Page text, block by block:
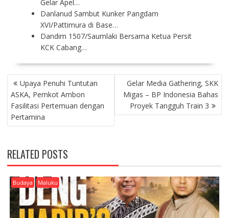
Gelar Apel…
Danlanud Sambut Kunker Pangdam
XVI/Pattimura di Base…
Dandim 1507/Saumlaki Bersama Ketua Persit
KCK Cabang…
P
O
S
T
N
V
I
G
A
T
Upaya Penuhi Tuntutan
ASKA, Pemkot Ambon
Fasilitasi Pertemuan dengan
Pertamina
Gelar Media Gathering, SKK
Migas – BP Indonesia Bahas
Proyek Tangguh Train 3
RELATED POSTS
Budaya Maluku